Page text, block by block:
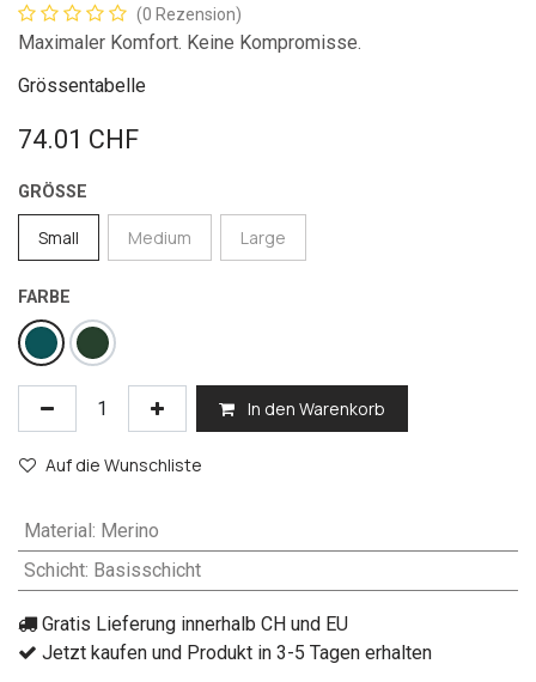
(0 Rezension)
Maximaler Komfort. Keine Kompromisse.
Grössentabelle
74.01 CHF
GRÖSSE
Small Medium Large
FARBE
In den Warenkorb
Auf die Wunschliste
Material : Merino
Schicht: Basisschicht
Gratis Lieferung innerhalb CH und EU
Jetzt kaufen und Produkt in 3-5 Tagen erhalten